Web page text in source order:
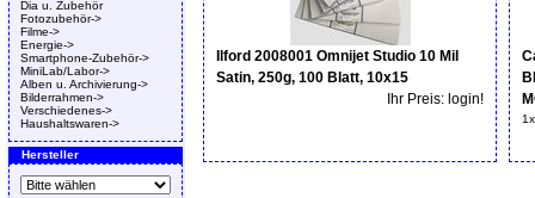
Dia u. Zubehör
Fotozubehör->
Filme->
Energie->
Smartphone-Zubehör->
MiniLab/Labor->
Alben u. Archivierung->
Bilderrahmen->
Verschiedenes->
Haushaltswaren->
Hersteller
Ilford 2008001 Omnijet Studio 10 Mil
Satin, 250g, 100 Blatt, 10x15
Ihr Preis: login!